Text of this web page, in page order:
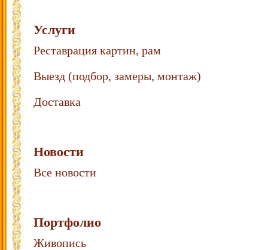
Услуги
Реставрация картин, рам
Выезд (подбор, замеры, монтаж)
Доставка
Новости
Все новости
Портфолио
Живопись